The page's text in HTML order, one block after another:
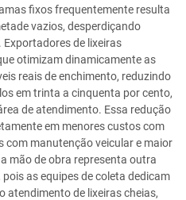
fixos frequentemente resulta
vazios, desperdiçando
de lixeiras
otimizam dinamicamente as
reais de enchimento, reduzindo
em trinta a cinquenta por cento,
de atendimento. Essa redução
em menores custos com
com manutenção veicular e maior
mão de obra representa outra
as equipes de coleta dedicam
atendimento de lixeiras cheias,